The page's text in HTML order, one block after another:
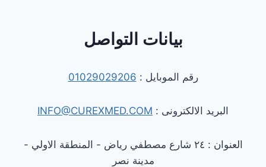
بيانات التواصل
رقم الموبايل : 01029029206
البريد الالكترونى : INFO@CUREXMED.COM
العنوان : ٢٤ شارع مصطفي رياض - المنطقة الاولي -
مدينة نصر